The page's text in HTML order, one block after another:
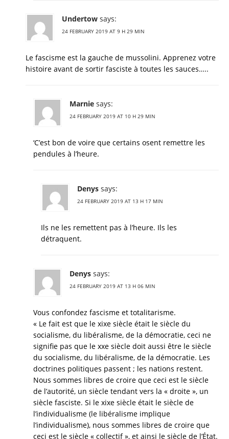
Undertow says:
24 FEBRUARY 2019 AT 9 H 29 MIN
Le fascisme est la gauche de mussolini. Apprenez votre
histoire avant de sortir fasciste à toutes les sauces…..
Marnie says:
24 FEBRUARY 2019 AT 10 H 29 MIN
‘C’est bon de voire que certains osent remettre les
pendules à l’heure.
Denys says:
24 FEBRUARY 2019 AT 13 H 17 MIN
Ils ne les remettent pas à l’heure. Ils les
détraquent.
Denys says:
24 FEBRUARY 2019 AT 13 H 06 MIN
Vous confondez fascisme et totalitarisme.
« Le fait est que le xixe siècle était le siècle du
socialisme, du libéralisme, de la démocratie, ceci ne
signifie pas que le xxe siècle doit aussi être le siècle
du socialisme, du libéralisme, de la démocratie. Les
doctrines politiques passent ; les nations restent.
Nous sommes libres de croire que ceci est le siècle
de l’autorité, un siècle tendant vers la « droite », un
siècle fasciste. Si le xixe siècle était le siècle de
l’individualisme (le libéralisme implique
l’individualisme), nous sommes libres de croire que
ceci est le siècle « collectif », et ainsi le siècle de l’État.